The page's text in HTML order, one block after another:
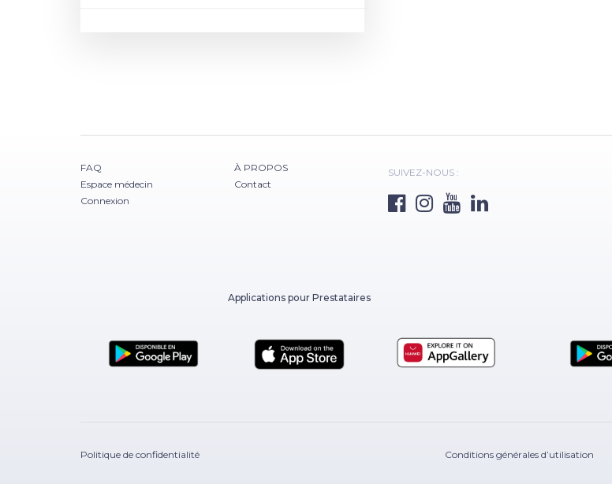
FAQ
Espace médecin
Connexion
À PROPOS
Contact
SUIVEZ-NOUS :
Applications pour Prestataires
Politique de confidentialité Conditions générales d’utilisation